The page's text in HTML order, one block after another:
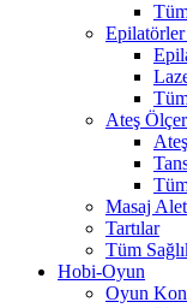
Ateş
Masaj
Tartılar
Tüm
Hobi-Oyun
Oyun